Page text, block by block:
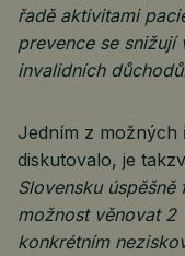
řadě aktivitami
prevence se snižují
invalidních
Jedním z možných
diskutovalo, je
Slovensku
možnost věnovat
konkrétním